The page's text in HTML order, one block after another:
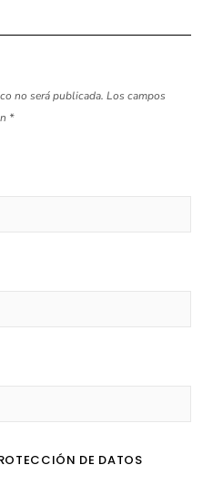
no será publicada. Los campos
*
DE DATOS